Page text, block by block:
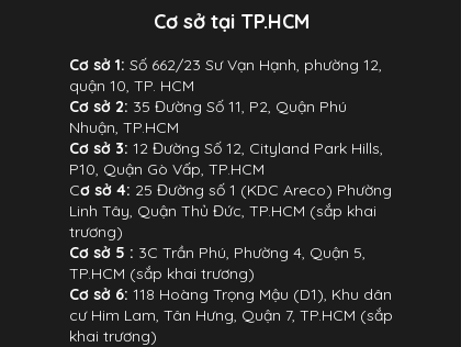
Cơ sở tại TP.HCM
Cơ sở 1:Số 662/23 Sư Vạn Hạnh, phường 12,
quận 10, TP. HCM
Cơ sở 2: 35 Đường Số 11, P2, Quận Phú
Nhuận, TP.HCM
Cơ sở 3:12 Đường Số 12, Cityland Park Hills,
P10, Quận Gò Vấp, TP.HCM
Cơ sở 4: 25 Đường số 1 (KDC Areco) Phường
Linh Tây, Quận Thủ Đức, TP.HCM (sắp khai
trương)
Cơ sở 5 : 3C Trần Phú, Phường 4, Quận 5,
TP.HCM (sắp khai trương)
Cơ sở 6:118 Hoàng Trọng Mậu (D1), Khu dân
cư Him Lam, Tân Hưng, Quận 7, TP.HCM (sắp
khai trương)